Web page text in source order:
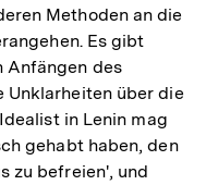
Methoden an die
Es gibt
Anfängen des
Unklarheiten über die
in Lenin mag
gehabt haben, den
zu befreien', und